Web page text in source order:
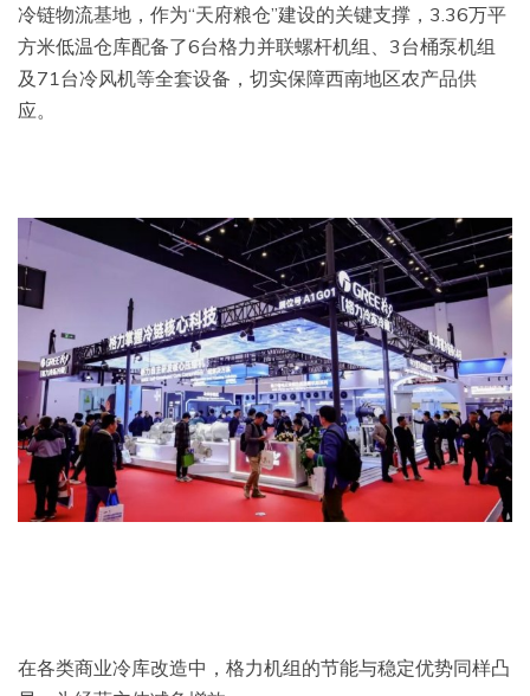
冷链物流基地，作为“天府粮仓”建设的关键支撑，3.36万平
方米低温仓库配备了6台格力并联螺杆机组、3台桶泵机组
及71台冷风机等全套设备，切实保障西南地区农产品供
应。
在各类商业冷库改造中，格力机组的节能与稳定优势同样凸